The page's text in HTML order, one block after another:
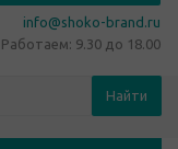
info@shoko-brand.ru
Работаем: 9.30 до 18.00
Найти